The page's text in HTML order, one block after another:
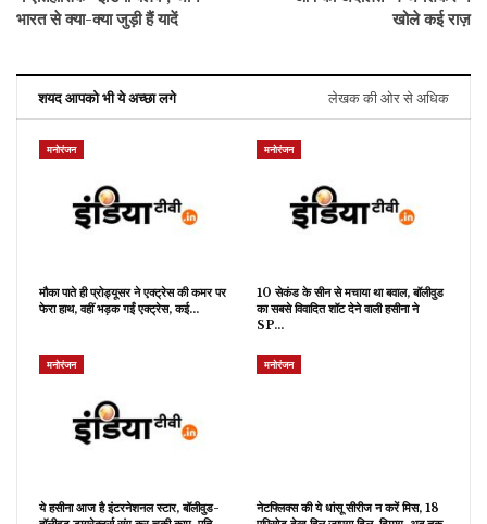
भारत से क्या-क्या जुड़ी हैं यादें
खोले कई राज़
शयद आपको भी ये अच्छा लगे लेखक की ओर से अधिक
मनोरंजन
मौका पाते ही प्रोड्यूसर ने एक्ट्रेस की कमर पर
फेरा हाथ, वहीं भड़क गईं एक्ट्रेस, कई…
मनोरंजन
10 सेकंड के सीन से मचाया था बवाल, बॉलीवुड
का सबसे विवादित शॉट देने वाली हसीना ने
SP…
मनोरंजन
ये हसीना आज है इंटरनेशनल स्टार, बॉलीवुड-
मनोरंजन
नेटफ्लिक्स की ये धांसू सीरीज न करें मिस, 18